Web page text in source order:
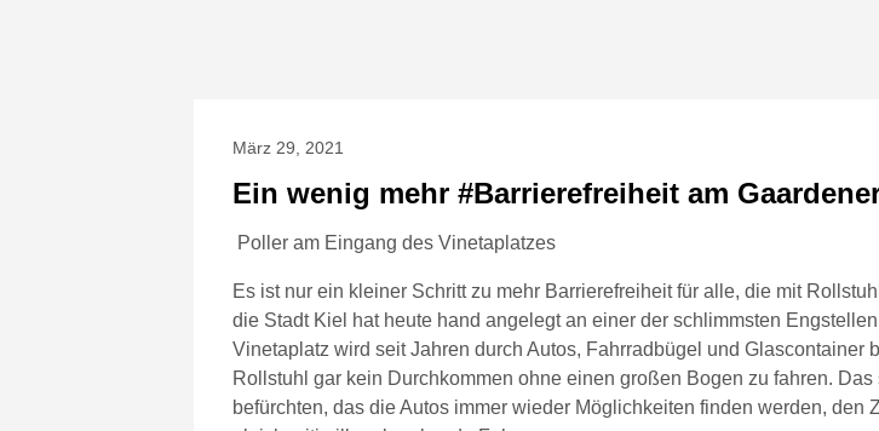
März 29, 2021
Ein wenig mehr #Barrierefreiheit am
Poller am Eingang des Vinetaplatzes
Es ist nur ein kleiner Schritt zu mehr Barrierefreiheit für alle, die mit
die Stadt Kiel hat heute hand angelegt an einer der schlimmsten
Vinetaplatz wird seit Jahren durch Autos, Fahrradbügel und
Rollstuhl gar kein Durchkommen ohne einen großen Bogen zu fahren.
befürchten, das die Autos immer wieder Möglichkeiten finden werden,